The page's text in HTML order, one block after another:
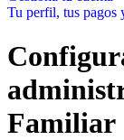
Tu perfil, tus pagos
Familiar